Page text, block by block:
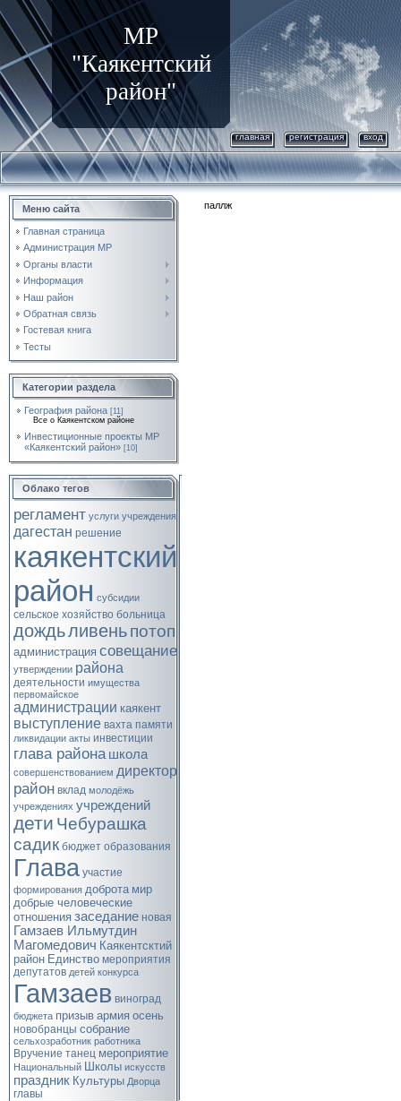
МР
"Каякентский
район"
главная регистрация вход
Меню сайта
Главная страница
Администрация МР
Органы власти
Информация
Наш район
Обратная связь
Гостевая книга
Тесты
Категории раздела
География района [11]
Все о Каякентском районе
Инвестиционные проекты МР
«Каякентский район» [10]
Облако тегов
регламент услуги учреждения
дагестан решение
каякентский
район субсидии
сельское хозяйство больница
дождьливеньпотоп
администрация совещание
утверждении района
деятельности имущества
первомайское
администрации каякент
выступление вахта памяти
ликвидации акты инвестиции
глава района школа
совершенствованием директор
район вклад молодёжь
учреждениях учреждений
дети Чебурашка
садик бюджет образования
Глава участие
формирования доброта мир
добрые человеческие
отношения заседание новая
Гамзаев Ильмутдин
Магомедович Каякентсктий
район Единство мероприятия
депутатов детей конкурса
Гамзаев виноград
бюджета призыв армия осень
новобранцы собрание
сельхозработник работника
Вручение танец мероприятие
Национальный Школы искусств
праздник Культуры Дворца
главы
паллж